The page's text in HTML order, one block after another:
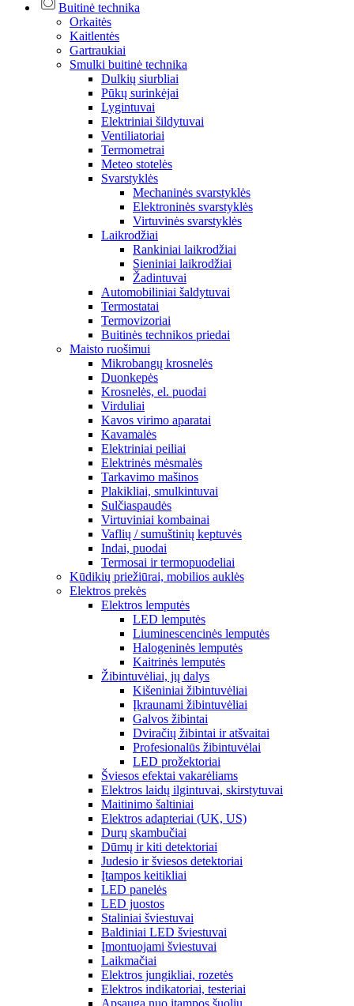
Buitinė technika
Orkaitės
Kaitlentės
Gartraukiai
Smulki buitinė technika
Dulkių siurbliai
Pūkų surinkėjai
Lygintuvai
Elektriniai šildytuvai
Ventiliatoriai
Termometrai
Meteo stotelės
Svarstyklės
Mechaninės svarstyklės
Elektroninės svarstyklės
Virtuvinės svarstyklės
Laikrodžiai
Rankiniai laikrodžiai
Sieniniai laikrodžiai
Žadintuvai
Automobiliniai šaldytuvai
Termostatai
Termovizoriai
Buitinės technikos priedai
Maisto ruošimui
Mikrobangų krosnelės
Duonkepės
Krosnelės, el. puodai
Virduliai
Kavos virimo aparatai
Kavamalės
Elektriniai peiliai
Elektrinės mėsmalės
Tarkavimo mašinos
Plakikliai, smulkintuvai
Sulčiaspaudės
Virtuviniai kombainai
Vaflių / sumuštinių keptuvės
Indai, puodai
Termosai ir termopuodeliai
Kūdikių priežiūrai, mobilios auklės
Elektros prekės
Elektros lemputės
LED lemputės
Liuminescencinės lemputės
Halogeninės lemputės
Kaitrinės lemputės
Žibintuvėliai, jų dalys
Kišeniniai žibintuvėliai
Įkraunami žibintuvėliai
Galvos žibintai
Dviračių žibintai ir atšvaitai
Profesionalūs žibintuvėlai
LED prožektoriai
Šviesos efektai vakarėliams
Elektros laidų ilgintuvai, skirstytuvai
Maitinimo šaltiniai
Elektros adapteriai (UK, US)
Durų skambučiai
Dūmų ir kiti detektoriai
Judesio ir šviesos detektoriai
Įtampos keitikliai
LED panelės
LED juostos
Staliniai šviestuvai
Baldiniai LED šviestuvai
Įmontuojami šviestuvai
Laikmačiai
Elektros jungikliai, rozetės
Elektros indikatoriai, testeriai
Apsauga nuo įtampos šuolių